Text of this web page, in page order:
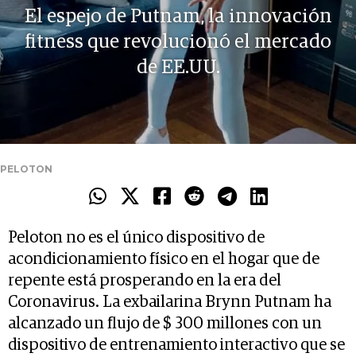
El espejo de Putnam, la innovación
fitness que revolucionó el mercado
de EE.UU.
PELOTON
Peloton no es el único dispositivo de
acondicionamiento físico en el hogar que de
repente está prosperando en la era del
Coronavirus. La exbailarina Brynn Putnam ha
alcanzado un flujo de $ 300 millones con un
dispositivo de entrenamiento interactivo que se